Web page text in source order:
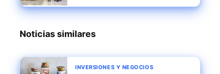
América Latina
Noticias similares
INVERSIONES Y NEGOCIOS